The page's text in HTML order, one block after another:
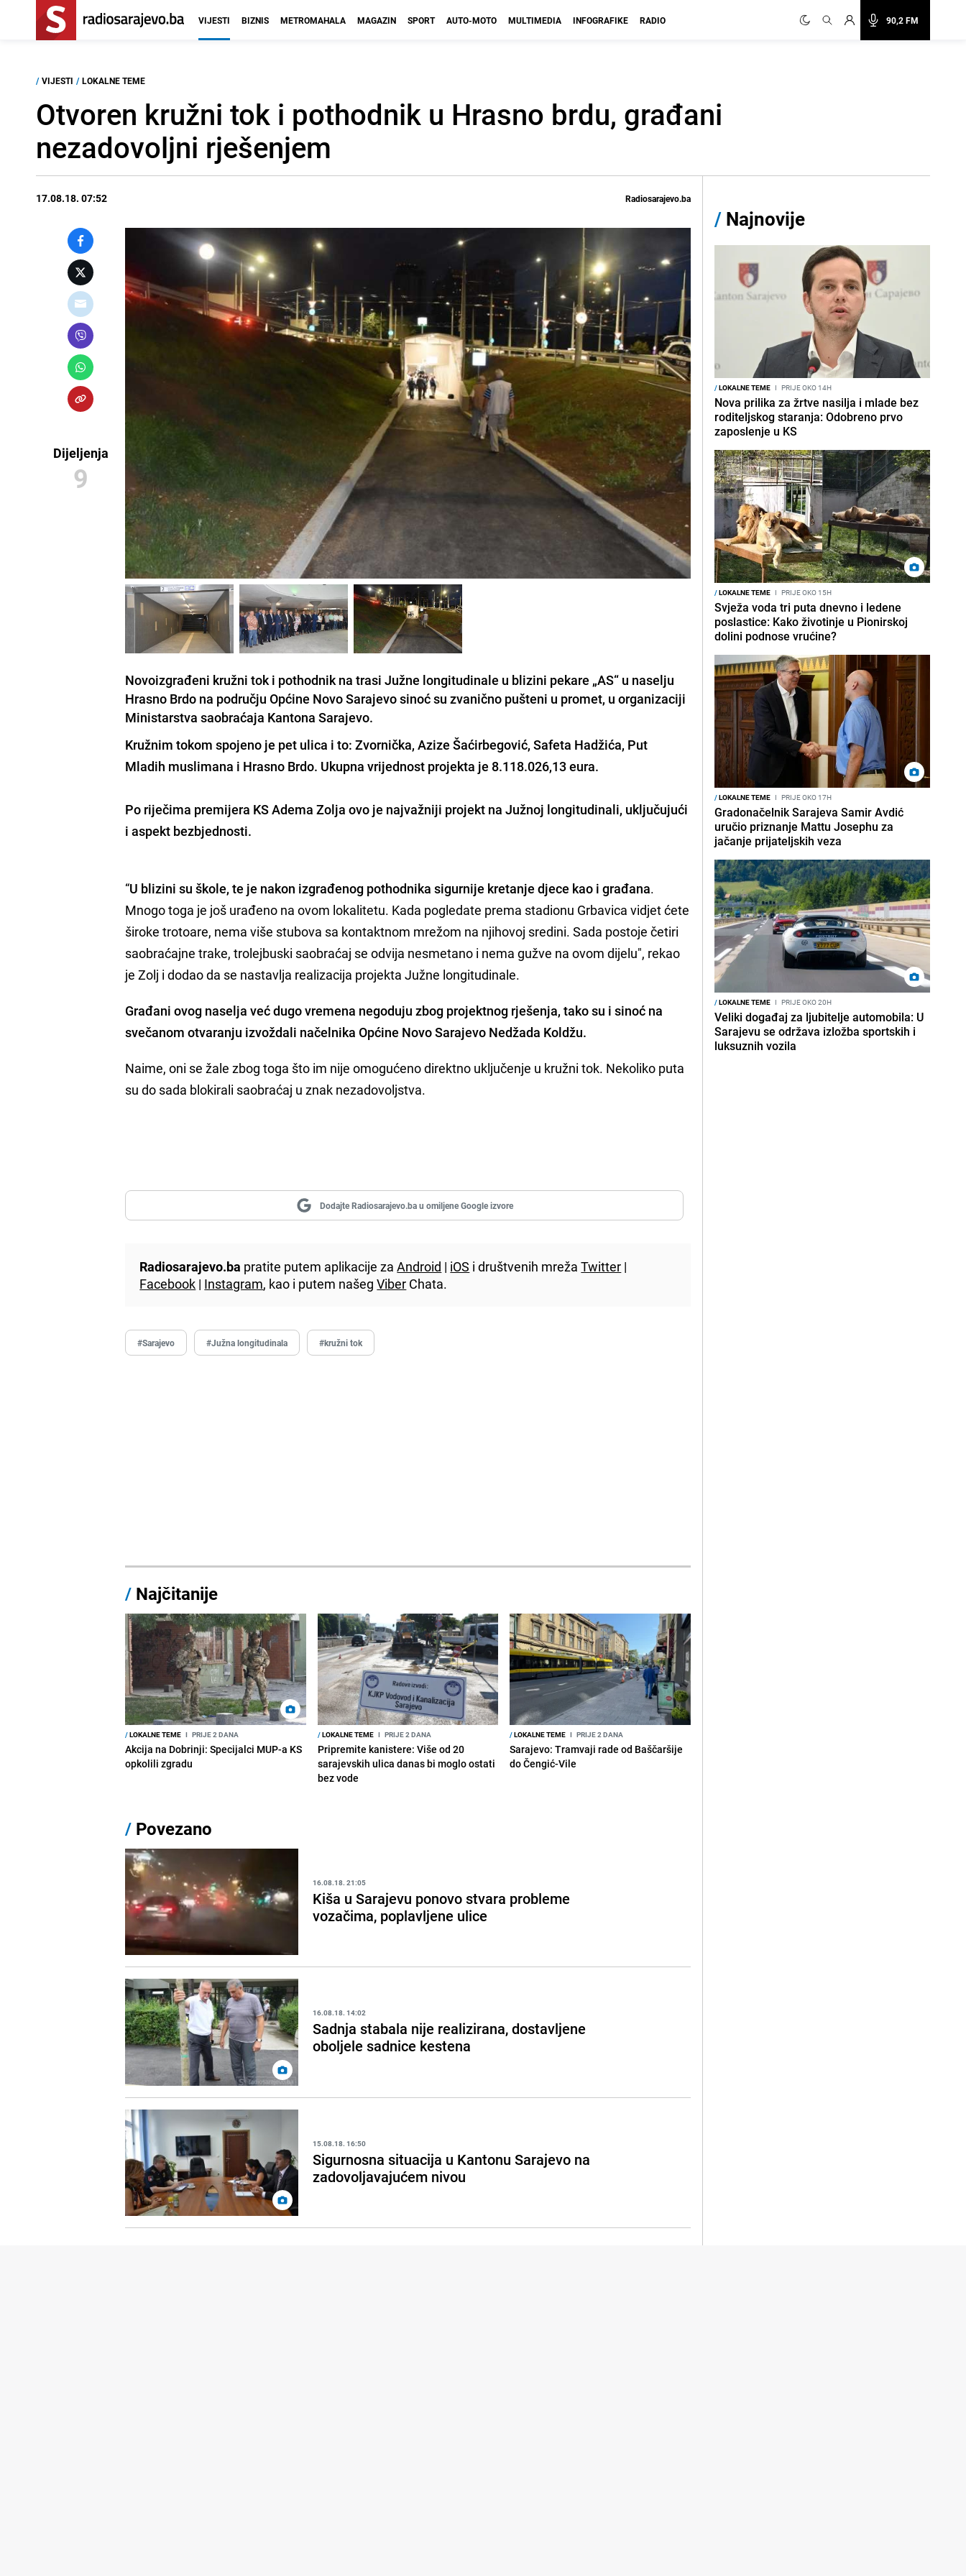
90,2 FM
VIJESTI BIZNIS METROMAHALA MAGAZIN SPORT AUTO-MOTO MULTIMEDIA INFOGRAFIKE RADIO
/ VIJESTI / LOKALNE TEME
Otvoren kružni tok i pothodnik u Hrasno brdu, građani
nezadovoljni rješenjem
17.08.18. 07:52 Radiosarajevo.ba
Dijeljenja
9
Novoizgrađeni kružni tok i pothodnik na trasi Južne longitudinale u blizini pekare „AS“ u naselju
Hrasno Brdo na području Općine Novo Sarajevo sinoć su zvanično pušteni u promet, u organizaciji
Ministarstva saobraćaja Kantona Sarajevo.
Kružnim tokom spojeno je pet ulica i to: Zvornička, Azize Šaćirbegović, Safeta Hadžića, Put
Mladih muslimana i Hrasno Brdo. Ukupna vrijednost projekta je 8.118.026,13 eura.
Po riječima premijera KS Adema Zolja ovo je najvažniji projekt na Južnoj longitudinali, uključujući
i aspekt bezbjednosti.
“U blizini su škole, te je nakon izgrađenog pothodnika sigurnije kretanje djece kao i građana.
Mnogo toga je još urađeno na ovom lokalitetu. Kada pogledate prema stadionu Grbavica vidjet ćete
široke trotoare, nema više stubova sa kontaktnom mrežom na njihovoj sredini. Sada postoje četiri
saobraćajne trake, trolejbuski saobraćaj se odvija nesmetano i nema gužve na ovom dijelu", rekao
je Zolj i dodao da se nastavlja realizacija projekta Južne longitudinale.
Građani ovog naselja već dugo vremena negoduju zbog projektnog rješenja, tako su i sinoć na
svečanom otvaranju izvoždali načelnika Općine Novo Sarajevo Nedžada Koldžu.
Naime, oni se žale zbog toga što im nije omogućeno direktno uključenje u kružni tok. Nekoliko puta
su do sada blokirali saobraćaj u znak nezadovoljstva.
Dodajte Radiosarajevo.ba u omiljene Google izvore
Radiosarajevo.ba pratite putem aplikacije zaAndroid | iOS i društvenih mrežaTwitter |
Facebook | Instagram, kao i putem našegViber Chata.
#Sarajevo #Južna longitudinala #kružni tok
/ Najčitanije
/LOKALNE TEME I PRIJE 2 DANA
Akcija na Dobrinji: Specijalci MUP-a KS
opkolili zgradu
/LOKALNE TEME I PRIJE 2 DANA
Pripremite kanistere: Više od 20
sarajevskih ulica danas bi moglo ostati
bez vode
/LOKALNE TEME I PRIJE 2 DANA
Sarajevo: Tramvaji rade od Baščaršije
do Čengić-Vile
/ Povezano
16.08.18. 21:05
Kiša u Sarajevu ponovo stvara probleme
vozačima, poplavljene ulice
16.08.18. 14:02
Sadnja stabala nije realizirana, dostavljene
oboljele sadnice kestena
15.08.18. 16:50
Sigurnosna situacija u Kantonu Sarajevo na
zadovoljavajućem nivou
/ Najnovije
/LOKALNE TEME I PRIJE OKO 14H
Nova prilika za žrtve nasilja i mlade bez
roditeljskog staranja: Odobreno prvo
zaposlenje u KS
/LOKALNE TEME I PRIJE OKO 15H
Svježa voda tri puta dnevno i ledene
poslastice: Kako životinje u Pionirskoj
dolini podnose vrućine?
/LOKALNE TEME I PRIJE OKO 17H
Gradonačelnik Sarajeva Samir Avdić
uručio priznanje Mattu Josephu za
jačanje prijateljskih veza
/LOKALNE TEME I PRIJE OKO 20H
Veliki događaj za ljubitelje automobila: U
Sarajevu se održava izložba sportskih i
luksuznih vozila